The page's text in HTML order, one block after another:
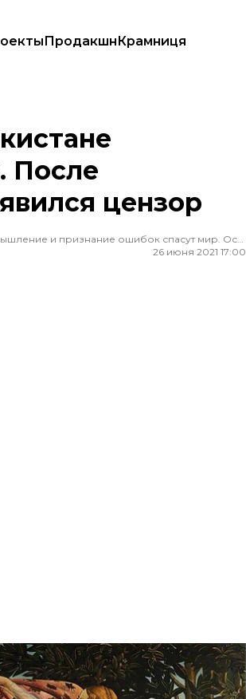
ПродакшнКрамниця
на телеканале появился цензор
После
цензор
Редактор ленты новостей hromadske. Считаю, что уважение к каждому, критическое мышление и признание ошибок спасут мир. Особенно люблю новости о науке и космос
26 июня 2021 17:00
который должен следить за
того, как телеканал попал в